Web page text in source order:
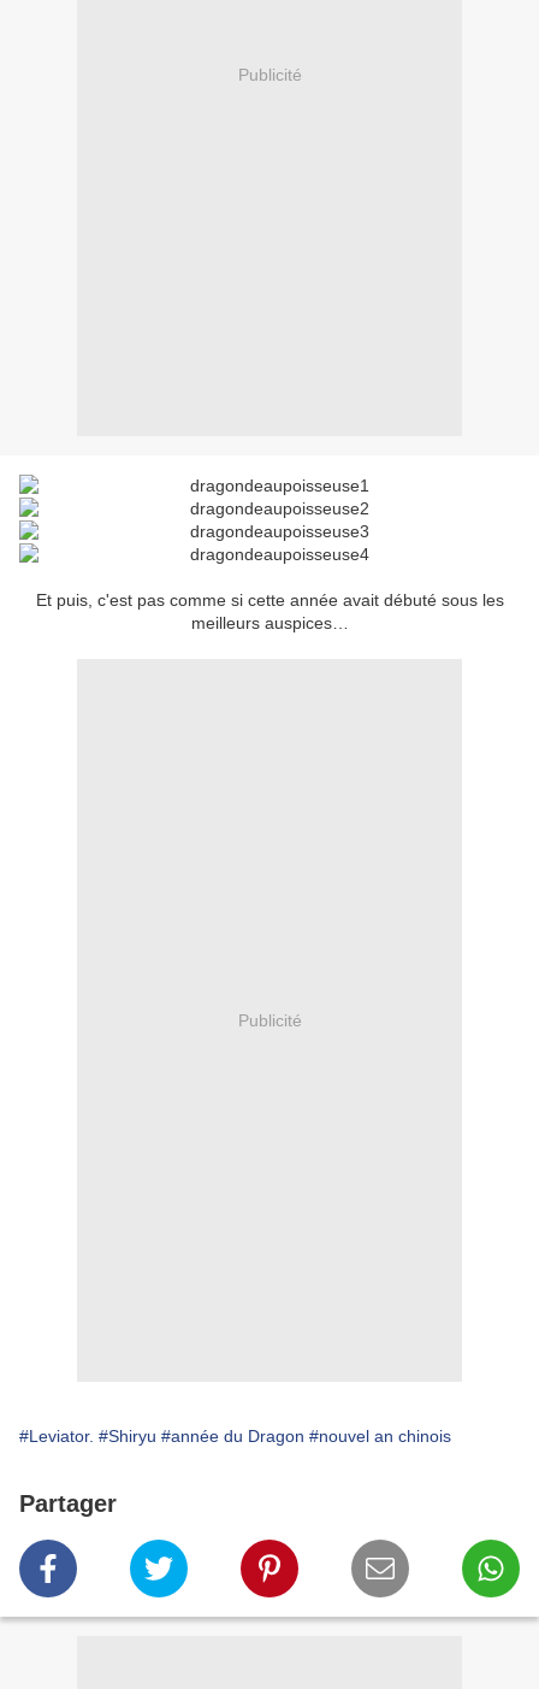
Publicité
Et puis, c'est pas comme si cette année avait débuté sous les
meilleurs auspices…
Publicité
#Leviator. #Shiryu #année du Dragon #nouvel an chinois
Partager